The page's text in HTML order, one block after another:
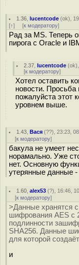
1.36 ,lucentcode (ok),
[↑] [к модератору]
Рад за MS. Теперь
пирога с Oracle и
2.37 ,lucentcode (ok
[к модератору]
Хотел оставить
новости. Просьба
пожалуйста этот
уровнем выше.
1.43 ,Вася (??), 23:23,
[к модератору]
бакула не умеет
норамально. Уже
нет. Основную
утерянные данные
1.60 ,alex53 (?), 16:46,
[к модератору]
>Данные хранятся
шифрования AES c
подлинности
SHA256. Данные
для которой
и